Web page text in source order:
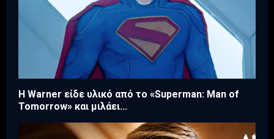
Η Warner είδε υλικό από το «Superman: Man of
Tomorrow» και μιλάει...